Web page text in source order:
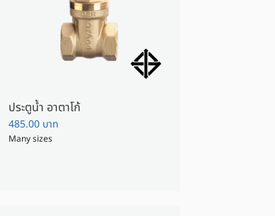
ประตูน้ำ อาตาโก้
485.00 บาท
Many sizes